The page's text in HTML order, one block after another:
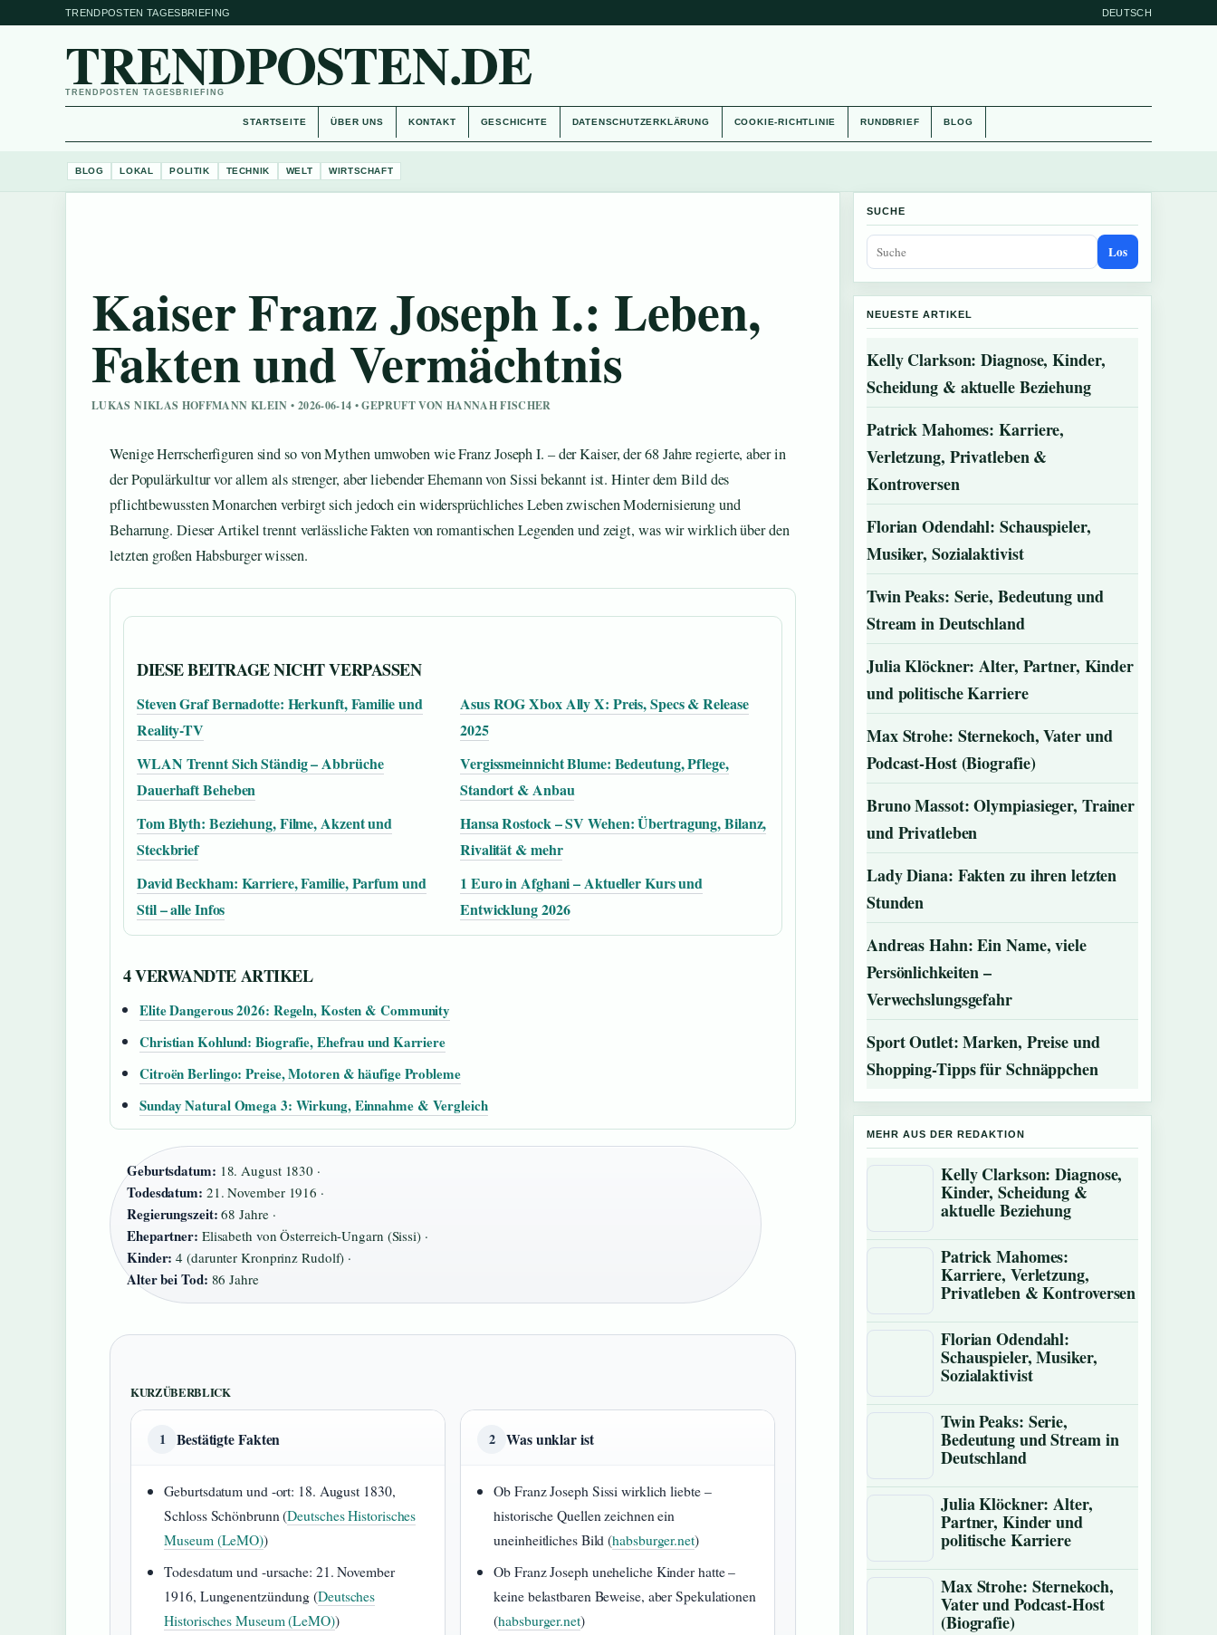
TRENDPOSTEN TAGESBRIEFING DEUTSCH
TRENDPOSTEN.DE
TRENDPOSTEN TAGESBRIEFING
STARTSEITE ÜBER UNS KONTAKT GESCHICHTE DATENSCHUTZERKLÄRUNG COOKIE-RICHTLINIE RUNDBRIEF BLOG
BLOG LOKAL POLITIK TECHNIK WELT WIRTSCHAFT
Kaiser Franz Joseph I.: Leben,
Fakten und Vermächtnis
LUKAS NIKLAS HOFFMANN KLEIN • 2026-06-14 • GEPRUFT VON HANNAH FISCHER
Wenige Herrscherfiguren sind so von Mythen umwoben wie Franz Joseph I. – der Kaiser, der 68 Jahre regierte, aber in
der Populärkultur vor allem als strenger, aber liebender Ehemann von Sissi bekannt ist. Hinter dem Bild des
pflichtbewussten Monarchen verbirgt sich jedoch ein widersprüchliches Leben zwischen Modernisierung und
Beharrung. Dieser Artikel trennt verlässliche Fakten von romantischen Legenden und zeigt, was wir wirklich über den
letzten großen Habsburger wissen.
DIESE BEITRAGE NICHT VERPASSEN
Steven Graf Bernadotte: Herkunft, Familie und
Reality-TV
Asus ROG Xbox Ally X: Preis, Specs & Release
2025
WLAN Trennt Sich Ständig – Abbrüche
Dauerhaft Beheben
Vergissmeinnicht Blume: Bedeutung, Pflege,
Standort & Anbau
Tom Blyth: Beziehung, Filme, Akzent und
Steckbrief
Hansa Rostock – SV Wehen: Übertragung, Bilanz,
Rivalität & mehr
David Beckham: Karriere, Familie, Parfum und
Stil – alle Infos
1 Euro in Afghani – Aktueller Kurs und
Entwicklung 2026
4 VERWANDTE ARTIKEL
Elite Dangerous 2026: Regeln, Kosten & Community
Christian Kohlund: Biografie, Ehefrau und Karriere
Citroën Berlingo: Preise, Motoren & häufige Probleme
Sunday Natural Omega 3: Wirkung, Einnahme & Vergleich
Geburtsdatum: 18. August 1830 ·
Todesdatum: 21. November 1916 ·
Regierungszeit: 68 Jahre ·
Ehepartner: Elisabeth von Österreich-Ungarn (Sissi) ·
Kinder: 4 (darunter Kronprinz Rudolf) ·
Alter bei Tod: 86 Jahre
KURZÜBERBLICK
1 Bestätigte Fakten
Geburtsdatum und -ort: 18. August 1830,
Schloss Schönbrunn (Deutsches Historisches
Museum (LeMO))
Todesdatum und -ursache: 21. November
1916, Lungenentzündung (Deutsches
Historisches Museum (LeMO))
2 Was unklar ist
Ob Franz Joseph Sissi wirklich liebte –
historische Quellen zeichnen ein
uneinheitliches Bild (habsburger.net)
Ob Franz Joseph uneheliche Kinder hatte –
keine belastbaren Beweise, aber Spekulationen
(habsburger.net)
SUCHE
Los
NEUESTE ARTIKEL
Kelly Clarkson: Diagnose, Kinder,
Scheidung & aktuelle Beziehung
Patrick Mahomes: Karriere,
Verletzung, Privatleben &
Kontroversen
Florian Odendahl: Schauspieler,
Musiker, Sozialaktivist
Twin Peaks: Serie, Bedeutung und
Stream in Deutschland
Julia Klöckner: Alter, Partner, Kinder
und politische Karriere
Max Strohe: Sternekoch, Vater und
Podcast-Host (Biografie)
Bruno Massot: Olympiasieger, Trainer
und Privatleben
Lady Diana: Fakten zu ihren letzten
Stunden
Andreas Hahn: Ein Name, viele
Persönlichkeiten –
Verwechslungsgefahr
Sport Outlet: Marken, Preise und
Shopping-Tipps für Schnäppchen
MEHR AUS DER REDAKTION
Kelly Clarkson: Diagnose,
Kinder, Scheidung &
aktuelle Beziehung
Patrick Mahomes:
Karriere, Verletzung,
Privatleben & Kontroversen
Florian Odendahl:
Schauspieler, Musiker,
Sozialaktivist
Twin Peaks: Serie,
Bedeutung und Stream in
Deutschland
Julia Klöckner: Alter,
Partner, Kinder und
politische Karriere
Max Strohe: Sternekoch,
Vater und Podcast-Host
(Biografie)